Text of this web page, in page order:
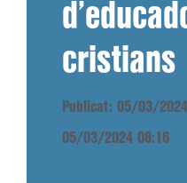
cristians
Publicat: 05/03/
05/03/2024 08:16